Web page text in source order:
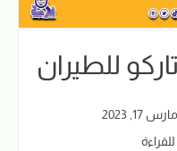
للطيران
مارس 17, 2023
للقراءة